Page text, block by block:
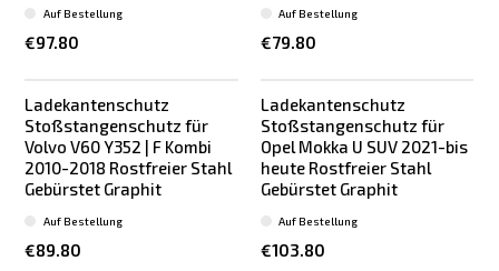
€97.80
Auf Bestellung
€79.80
Auf Bestellung
Ladekantenschutz
Stoßstangenschutz für
Volvo V60 Y352 | F Kombi
2010-2018 Rostfreier Stahl
Gebürstet Graphit
€89.80
Auf Bestellung
Ladekantenschutz
Stoßstangenschutz für
Opel Mokka U SUV 2021-bis
heute Rostfreier Stahl
Gebürstet Graphit
€103.80
Auf Bestellung